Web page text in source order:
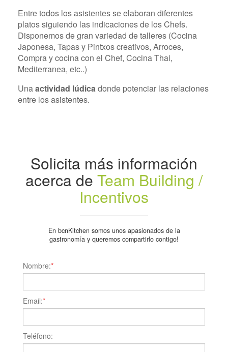
Entre todos los asistentes se elaboran diferentes
platos siguiendo las indicaciones de los Chefs.
Disponemos de gran variedad de talleres (Cocina
Japonesa, Tapas y Pintxos creativos, Arroces,
Compra y cocina con el Chef, Cocina Thai,
Mediterranea, etc..)
Unaactividad lúdicadonde potenciar las relaciones
entre los asistentes.
Solicita más información
acerca de Team Building /
Incentivos
En bcnKitchen somos unos apasionados de la
gastronomía y queremos compartirlo contigo!
Nombre:*
Email:*
Teléfono: